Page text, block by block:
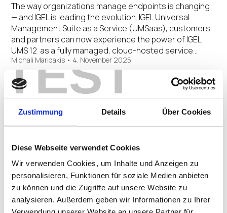
TEST
Zustimmung Details Über Cookies
Diese Webseite verwendet Cookies
Wir verwenden Cookies, um Inhalte und Anzeigen zu
personalisieren, Funktionen für soziale Medien anbieten
zu können und die Zugriffe auf unsere Website zu
analysieren. Außerdem geben wir Informationen zu Ihrer
The way organizations manage endpoints is changing
— and IGEL is leading the evolution. IGEL Universal
Management Suite as a Service (UMSaas), customers
and partners can now experience the power of IGEL
UMS 12 as a fully managed, cloud-hosted service…
Michali Maridakis • 4. November 2025
Ab sofort verfügbar: der neue
UD3 – schöpfen Sie alle
Möglichkeiten von Cloud
Workspaces aus
Der neue UD3, das jüngste Mitglied der Universal
Desktop (UD) Endpoints von IGEL, bietet höchste
Sicherheit und optimierte Leistung für den Zugriff
auf Cloud Workspaces, selbst bei anspruchsvollen
Multimedia-Anwendungen. Dafür sorgt der AMD